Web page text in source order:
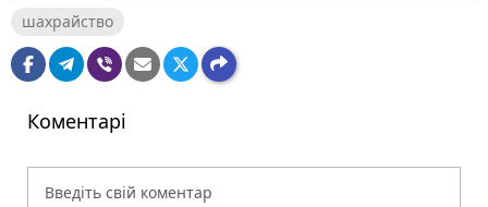
шахрайство
Коментарі